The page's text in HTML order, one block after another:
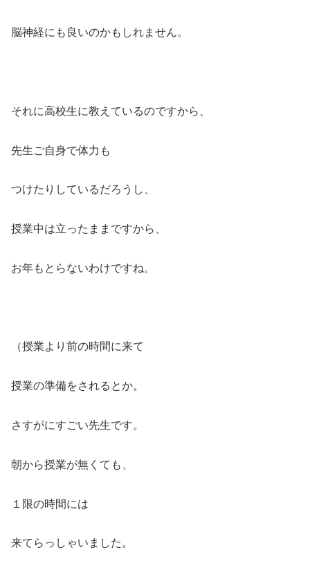
脳神経にも良いのかもしれません。
それに高校生に教えているのですから、
先生ご自身で体力も
つけたりしているだろうし、
授業中は立ったままですから、
お年もとらないわけですね。
（授業より前の時間に来て
授業の準備をされるとか。
さすがにすごい先生です。
朝から授業が無くても、
１限の時間には
来てらっしゃいました。